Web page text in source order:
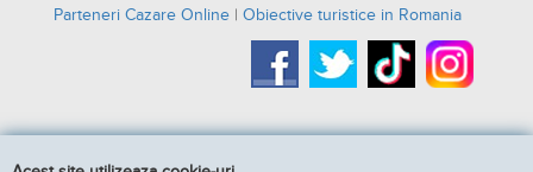
Parteneri Cazare Online | Obiective turistice in Romania